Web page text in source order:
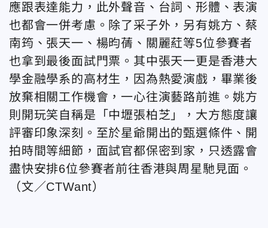
應跟表達能力，此外聲音、台詞、形體、表演
也都會一併考慮。除了采子外，另有姚方、蔡
南筠、張天一、楊昀蒨、關麗葒等5位參賽者
也拿到最後面試門票。其中張天一更是香港大
學金融學系的高材生，因為熱愛演戲，畢業後
放棄相關工作機會，一心往演藝路前進。姚方
則開玩笑自稱是「中壢張柏芝」，大方態度讓
評審印象深刻。至於星爺開出的甄選條件、開
拍時間等細節，面試官都保密到家，只透露會
盡快安排6位參賽者前往香港與周星馳見面。
（文／CTWant）